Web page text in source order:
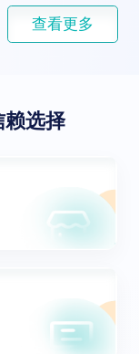
查看更多
赖选择